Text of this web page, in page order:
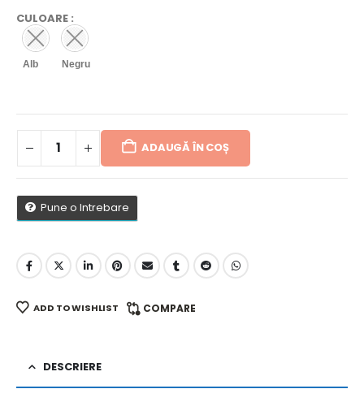
CULOARE :
Alb Negru
ADAUGĂ ÎN COȘ
Pune o Intrebare
ADD TO WISHLIST COMPARE
DESCRIERE